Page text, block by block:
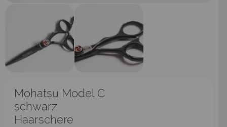
Mohatsu Model C
schwarz
Haarschere